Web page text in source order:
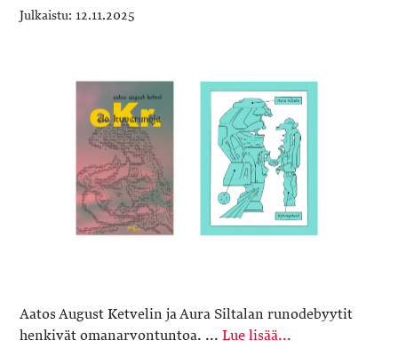
12.11.2025
Aatos August Ketvelin ja Aura Siltalan runodebyytit
henkivät omanarvontuntoa. ...Lue lisää...